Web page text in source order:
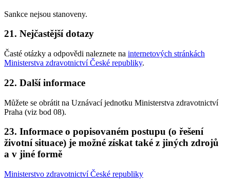
Sankce nejsou stanoveny.
21. Nejčastější dotazy
Časté otázky a odpovědi naleznete na internetových stránkách
Ministerstva zdravotnictví České republiky.
22. Další informace
Můžete se obrátit na Uznávací jednotku Ministerstva zdravotnictví
Praha (viz bod 08).
23. Informace o popisovaném postupu (o řešení
životní situace) je možné získat také z jiných zdrojů
a v jiné formě
Ministerstvo zdravotnictví České republiky